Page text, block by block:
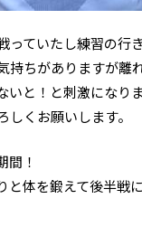
っていたし練習の行
持ちがありますが離
と！と刺激になりま
くお願いします。
間！
と体を鍛えて後半戦